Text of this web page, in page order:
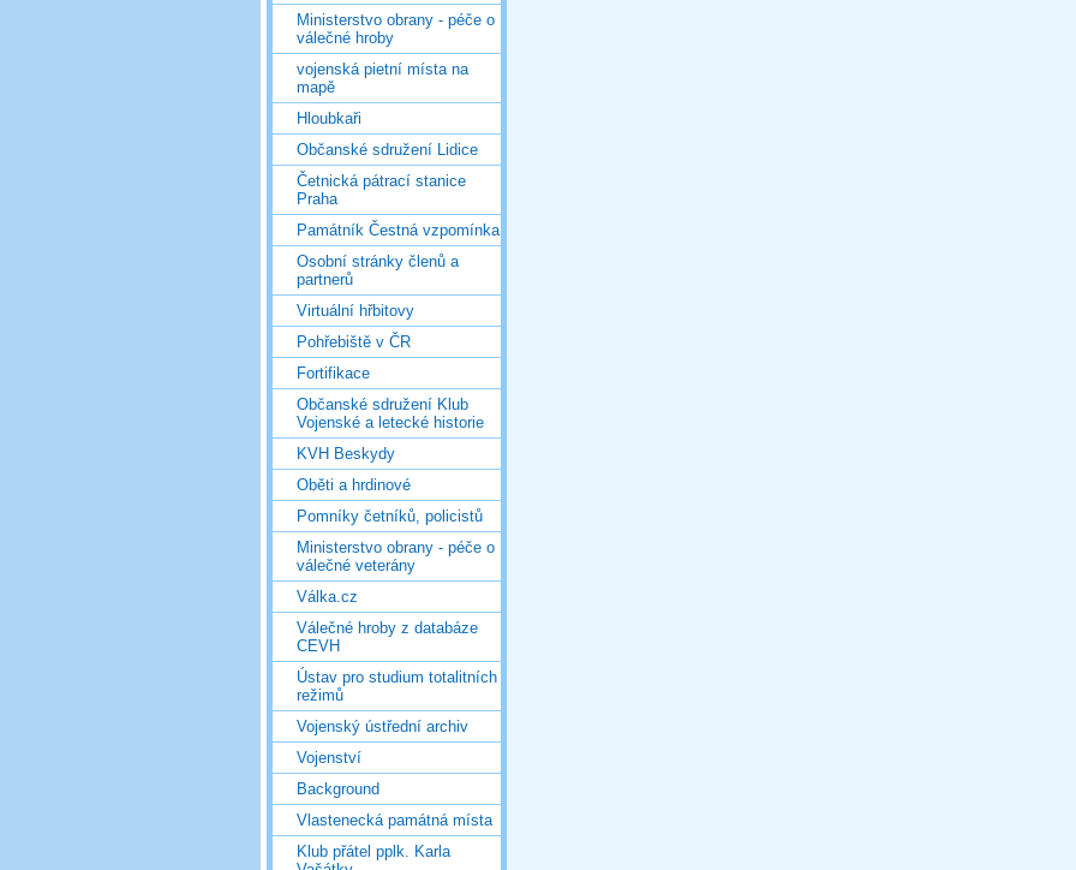
Ministerstvo obrany - péče o
válečné hroby
vojenská pietní místa na
mapě
Hloubkaři
Občanské sdružení Lidice
Četnická pátrací stanice
Praha
Památník Čestná vzpomínka
Osobní stránky členů a
partnerů
Virtuální hřbitovy
Pohřebiště v ČR
Fortifikace
Občanské sdružení Klub
Vojenské a letecké historie
KVH Beskydy
Oběti a hrdinové
Pomníky četníků, policistů
Ministerstvo obrany - péče o
válečné veterány
Válka.cz
Válečné hroby z databáze
CEVH
Ústav pro studium totalitních
režimů
Vojenský ústřední archiv
Vojenství
Background
Vlastenecká památná místa
Klub přátel pplk. Karla